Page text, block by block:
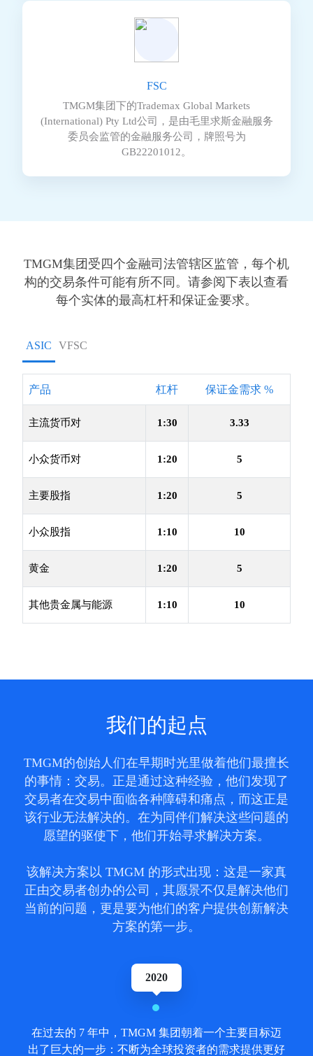
FSC
TMGM集团下的Trademax Global Markets
(International) Pty Ltd公司，是由毛里求斯金融服务
委员会监管的金融服务公司，牌照号为
GB22201012。
TMGM集团受四个金融司法管辖区监管，每个机
构的交易条件可能有所不同。请参阅下表以查看
每个实体的最高杠杆和保证金要求。
ASIC VFSC
产品 杠杆 保证金需求 %
主流货币对 1:30 3.33
小众货币对 1:20 5
主要股指 1:20 5
小众股指 1:10 10
黄金 1:20 5
其他贵金属与能源 1:10 10
我们的起点
TMGM的创始人们在早期时光里做着他们最擅长
的事情：交易。正是通过这种经验，他们发现了
交易者在交易中面临各种障碍和痛点，而这正是
该行业无法解决的。在为同伴们解决这些问题的
愿望的驱使下，他们开始寻求解决方案。
该解决方案以 TMGM 的形式出现：这是一家真
正由交易者创办的公司，其愿景不仅是解决他们
当前的问题，更是要为他们的客户提供创新解决
方案的第一步。
2020
在过去的 7 年中，TMGM 集团朝着一个主要目标迈
出了巨大的一步：不断为全球投资者的需求提供更好